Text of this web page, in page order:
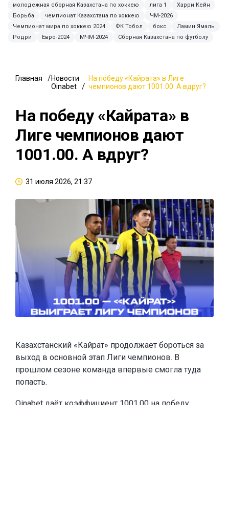
молодежная сборная Казахстана по хоккею
лига 1
Харри Кейн
Борьба
чемпионат Казахстана по хоккею
ЧМ-2026
Чемпионат мира по хоккею 2024
ФК Тобол бокс
Ламин Ямаль
Родри
Евро-2024 МЧМ-2024 Сборная Казахстана по футболу
Главная
Новости
Oinabet
На победу «Кайрата» в Лиге
чемпионов дают 1001.00. А вдруг?
На победу «Кайрата» в
Лиге чемпионов дают
1001.00. А вдруг?
31 июля 2026, 21:37
Казахстанский «Кайрат» продолжает бороться за
выход в основной этап Лиги чемпионов. В
прошлом сезоне команда впервые смогла туда
попасть.
Oinabet даёт коэффициент 1001.00 на победу